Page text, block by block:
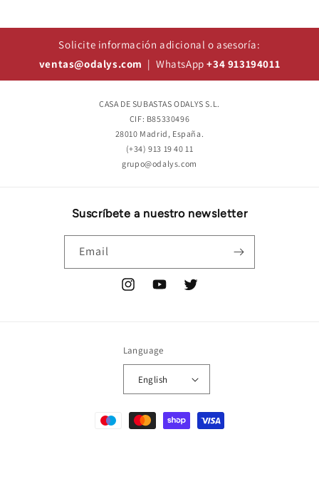
Solicite información adicional o asesoría:
ventas@odalys.com | WhatsApp+34 913194011
CASA DE SUBASTAS ODALYS S.L.
CIF: B85330496
28010 Madrid, España.
(+34) 913 19 40 11
grupo@odalys.com
Suscríbete a nuestro newsletter
Email
InstagramYouTubeTwitter
Language
English
Payment
methods